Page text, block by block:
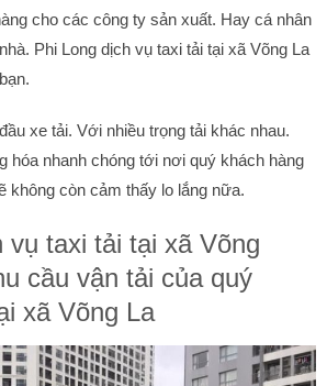
cho các công ty sản xuất. Hay cá nhân
Phi Long dịch vụ taxi tải tại xã Võng La
xe tải. Với nhiều trọng tải khác nhau.
hóa nhanh chóng tới nơi quý khách hàng
không còn cảm thấy lo lắng nữa.
vụ taxi tải tại xã Võng
cầu vận tải của quý
xã Võng La